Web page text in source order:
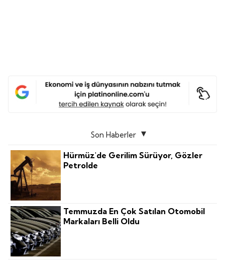
Son Haberler
Hürmüz'de Gerilim Sürüyor, Gözler
Petrolde
Temmuzda En Çok Satılan Otomobil
Markaları Belli Oldu